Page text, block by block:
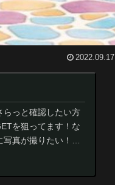
2022.09.17
っと確認したい方
を狙ってます！な
真が撮りたい！と